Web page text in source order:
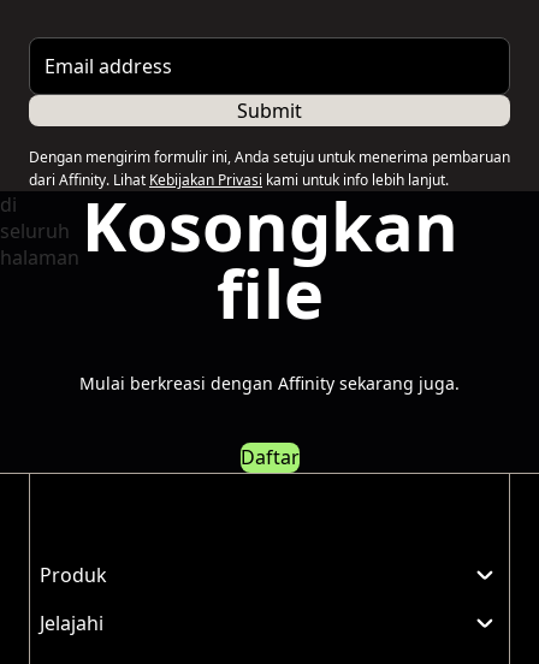
Email address
Submit
Dengan mengirim formulir ini, Anda setuju untuk menerima pembaruan
dari Affinity. Lihat Kebijakan Privasi kami untuk info lebih lanjut.
Kosongkan
file
Mulai berkreasi dengan Affinity sekarang juga.
Daftar
Produk
Jelajahi